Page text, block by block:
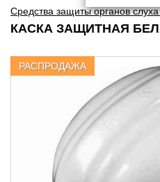
Средства защиты органов
КАСКА ЗАЩИТНАЯ
РАСПРОДАЖА